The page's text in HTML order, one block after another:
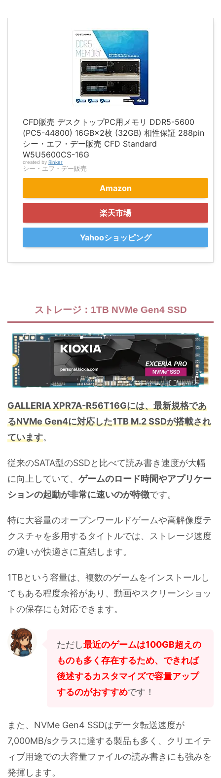
CFD販売 デスクトップPC用メモリ DDR5-5600
(PC5-44800) 16GB×2枚 (32GB) 相性保証 288pin
シー・エフ・デー販売 CFD Standard
W5U5600CS-16G
created by Rinker
シー・エフ・デー販売
Amazon
楽天市場
Yahooショッピング
ストレージ：1TB NVMe Gen4 SSD
GALLERIA XPR7A-R56T16Gには、最新規格であ
るNVMe Gen4に対応した1TB M.2 SSDが搭載され
ています。
従来のSATA型のSSDと比べて読み書き速度が大幅
に向上していて、 ゲームのロード時間やアプリケー
ションの起動が非常に速いのが特徴です。
特に大容量のオープンワールドゲームや高解像度テ
クスチャを多用するタイトルでは、ストレージ速度
の違いが快適さに直結します。
1TBという容量は、複数のゲームをインストールし
てもある程度余裕があり、動画やスクリーンショッ
トの保存にも対応できます。
ただし最近のゲームは100GB超えの
ものも多く存在するため、できれば
後述するカスタマイズで容量アップ
するのがおすすめです！
また、NVMe Gen4 SSDはデータ転送速度が
7,000MB/sクラスに達する製品も多く、クリエイテ
ィブ用途での大容量ファイルの読み書きにも強みを
発揮します。